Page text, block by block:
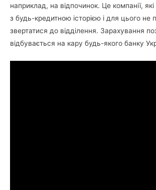
наприклад, на відпочинок. Це компанії,
з будь-кредитною історією і для цього не
звертатися до відділення. Зарахування
відбувається на кару будь-якого банку